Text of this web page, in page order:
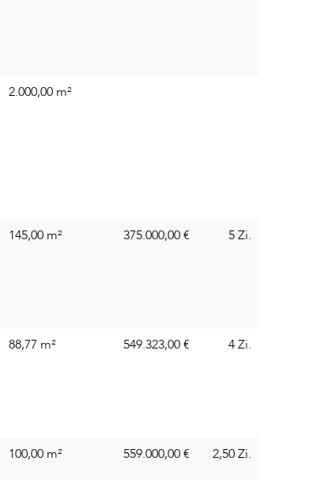
2.000,00 m²
145,00 m² 375.000,00€ 5 Zi.
88,77 m² 549.323,00€ 4 Zi.
100,00 m² 559.000,00€ 2,50 Zi.